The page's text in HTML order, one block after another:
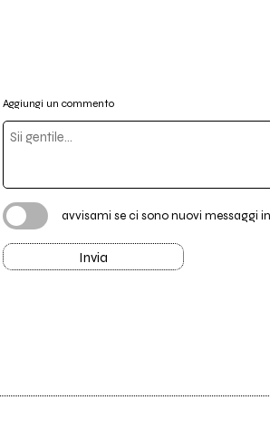
Aggiungi un commento
avvisami se ci sono nuovi messaggi
Invia